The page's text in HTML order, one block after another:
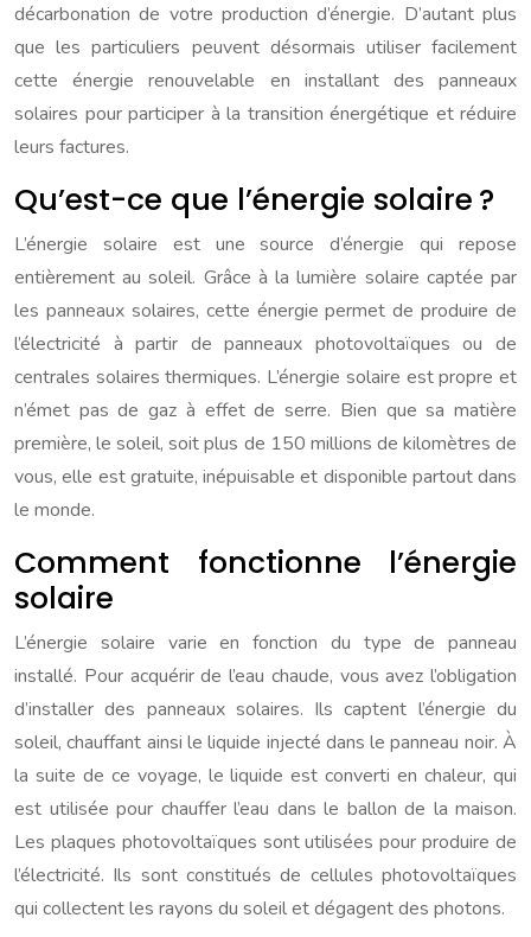
décarbonation de votre production d’énergie. D’autant plus
que les particuliers peuvent désormais utiliser facilement
cette énergie renouvelable en installant des panneaux
solaires pour participer à la transition énergétique et réduire
leurs factures.
Qu’est-ce que l’énergie solaire ?
L’énergie solaire est une source d’énergie qui repose
entièrement au soleil. Grâce à la lumière solaire captée par
les panneaux solaires, cette énergie permet de produire de
l’électricité à partir de panneaux photovoltaïques ou de
centrales solaires thermiques. L’énergie solaire est propre et
n’émet pas de gaz à effet de serre. Bien que sa matière
première, le soleil, soit plus de 150 millions de kilomètres de
vous, elle est gratuite, inépuisable et disponible partout dans
le monde.
Comment fonctionne l’énergie
solaire
L’énergie solaire varie en fonction du type de panneau
installé. Pour acquérir de l’eau chaude, vous avez l’obligation
d’installer des panneaux solaires. Ils captent l’énergie du
soleil, chauffant ainsi le liquide injecté dans le panneau noir. À
la suite de ce voyage, le liquide est converti en chaleur, qui
est utilisée pour chauffer l’eau dans le ballon de la maison.
Les plaques photovoltaïques sont utilisées pour produire de
l’électricité. Ils sont constitués de cellules photovoltaïques
qui collectent les rayons du soleil et dégagent des photons.